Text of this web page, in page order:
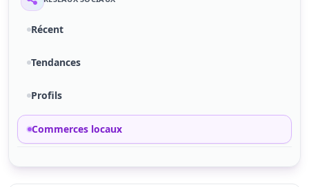
Récent
Tendances
Profils
Commerces locaux